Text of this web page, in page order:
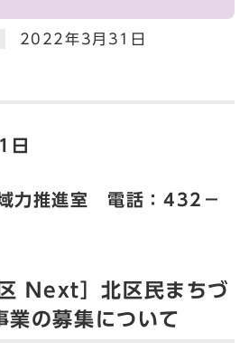
2022年3月31日
日
力推進室 電話：432－
Next］北区民まちづ
業の募集について